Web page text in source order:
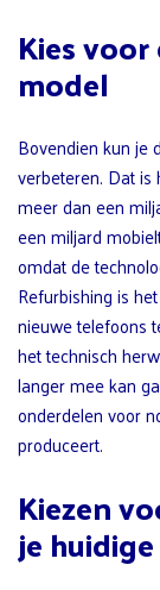
Kies
model
Bovendien kun je
verbeteren. Dat
meer dan een
een miljard
omdat de
Refurbishing is
nieuwe telefoons
het technisch
langer mee kan
onderdelen voor
produceert.
Kiezen
je